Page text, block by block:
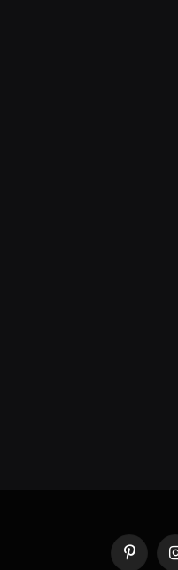
الانستغرامبينتيريست